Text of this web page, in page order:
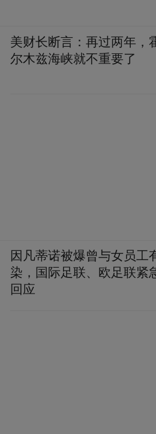
美财长断言：再过两年，
尔木兹海峡就不重要了
因凡蒂诺被爆曾与女员工
染，国际足联、欧足联紧
回应